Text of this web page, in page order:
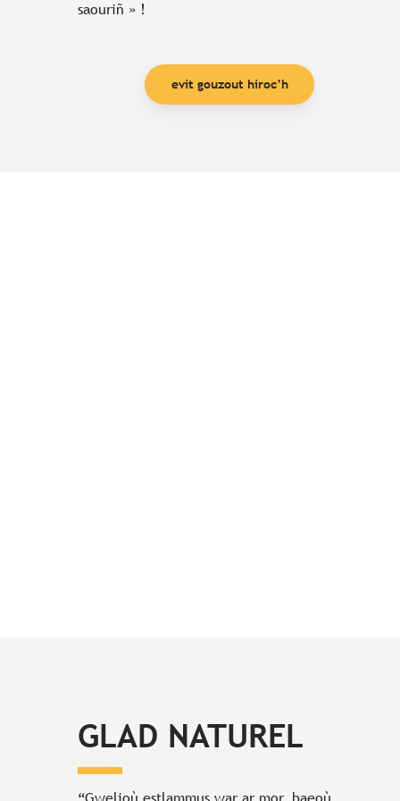
saouriñ » !
evit gouzout hiroc’h
GLAD NATUREL
“Gwelioù estlammus war ar mor, baeoù